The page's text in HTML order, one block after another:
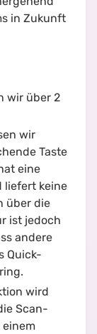
in Zukunft
wir über 2
wir
Taste
eine
liefert keine
über die
ist jedoch
andere
Quick-
wird
Scan-
einem